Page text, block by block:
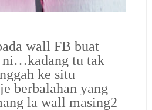
wall FB buat
ni…kadang tu tak
ke situ
berbalahan yang
la wall masing2